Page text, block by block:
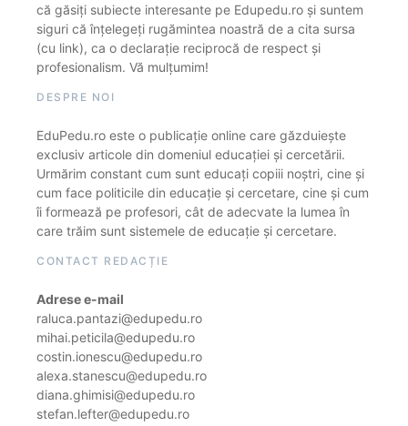
că găsiți subiecte interesante pe Edupedu.ro și suntem
siguri că înțelegeți rugămintea noastră de a cita sursa
(cu link), ca o declarație reciprocă de respect și
profesionalism. Vă mulțumim!
DESPRE NOI
EduPedu.ro este o publicație online care găzduiește
exclusiv articole din domeniul educației și cercetării.
Urmărim constant cum sunt educați copiii noștri, cine și
cum face politicile din educație și cercetare, cine și cum
îi formează pe profesori, cât de adecvate la lumea în
care trăim sunt sistemele de educație și cercetare.
CONTACT REDACȚIE
Adrese e-mail
raluca.pantazi@edupedu.ro
mihai.peticila@edupedu.ro
costin.ionescu@edupedu.ro
alexa.stanescu@edupedu.ro
diana.ghimisi@edupedu.ro
stefan.lefter@edupedu.ro